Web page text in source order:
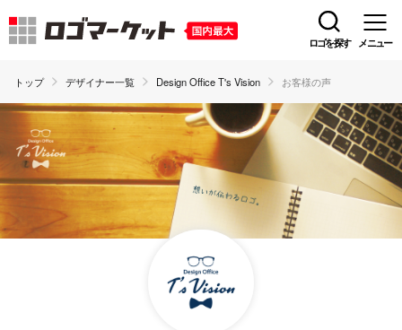
ロゴを探す メニュー
トップ デザイナー一覧 Design Office T's Vision お客様の声